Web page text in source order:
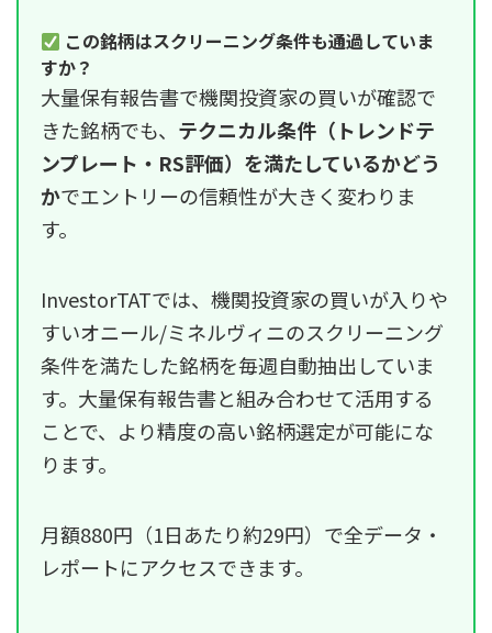
この銘柄はスクリーニング条件も通過していま
すか？
大量保有報告書で機関投資家の買いが確認で
きた銘柄でも、 テクニカル条件（トレンドテ
ンプレート・RS評価）を満たしているかどう
かでエントリーの信頼性が大きく変わりま
す。
InvestorTATでは、機関投資家の買いが入りや
すいオニール/ミネルヴィニのスクリーニング
条件を満たした銘柄を毎週自動抽出していま
す。大量保有報告書と組み合わせて活用する
ことで、より精度の高い銘柄選定が可能にな
ります。
月額880円（1日あたり約29円）で全データ・
レポートにアクセスできます。